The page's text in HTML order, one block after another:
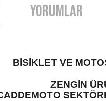
Yorumlar
BİSİKLET VE
ZENGİN